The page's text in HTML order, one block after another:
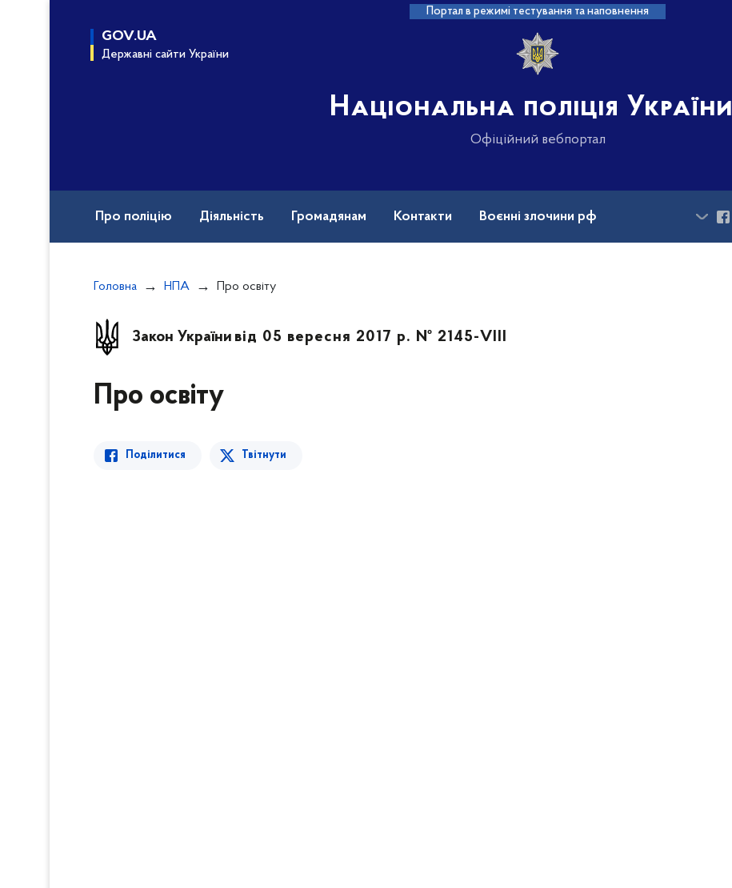
Портал в режимі тестування та наповнення
GOV.UA
Державні сайти України
Національна поліція України
Офіційний вебпортал
Про поліцію Діяльність Громадянам Контакти Воєнні злочини рф
Головна НПА Про освіту
Закон України від 05 вересня 2017 р. № 2145-VIII
Про освіту
Поділитися Твітнути